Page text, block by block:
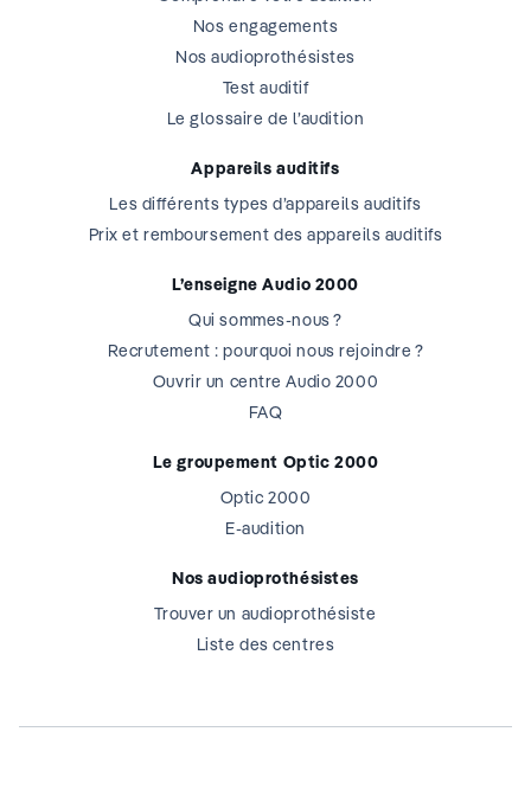
Nos engagements
Nos audioprothésistes
Test auditif
Le glossaire de l’audition
Appareils auditifs
Les différents types d’appareils auditifs
Prix et remboursement des appareils auditifs
L’enseigne Audio 2000
Qui sommes-nous ?
Recrutement : pourquoi nous rejoindre ?
Ouvrir un centre Audio 2000
FAQ
Le groupement Optic 2000
Optic 2000
E-audition
Nos audioprothésistes
Trouver un audioprothésiste
Liste des centres